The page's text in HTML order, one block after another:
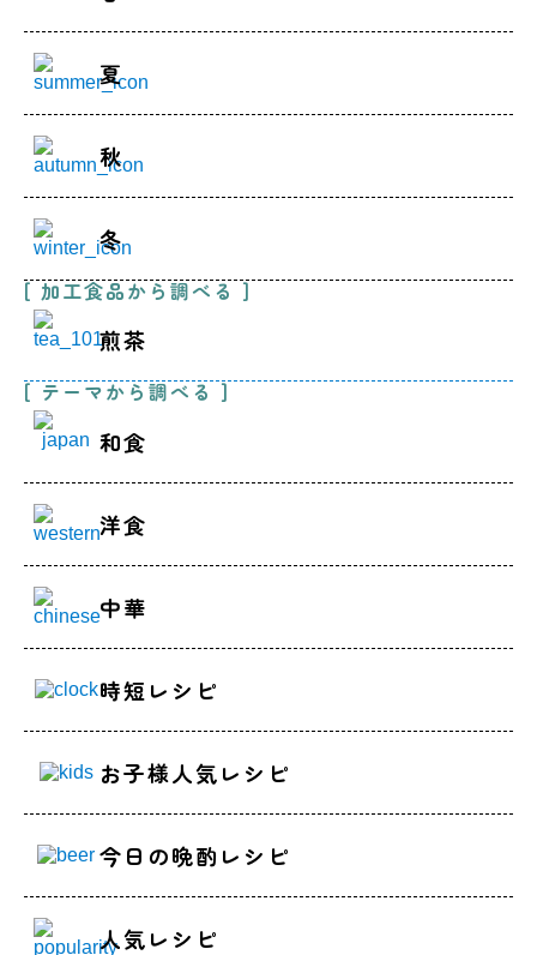
夏
秋
冬
[ 加工食品から調べる ]
煎茶
[ テーマから調べる ]
和食
洋食
中華
時短レシピ
お子様人気レシピ
今日の晩酌レシピ
人気レシピ